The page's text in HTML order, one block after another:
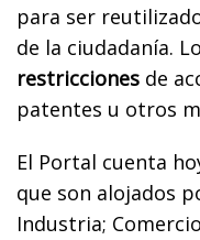
para ser
de la ciudadanía.
restricciones de
patentes u otros
El Portal cuenta
que son alojados
Industria;